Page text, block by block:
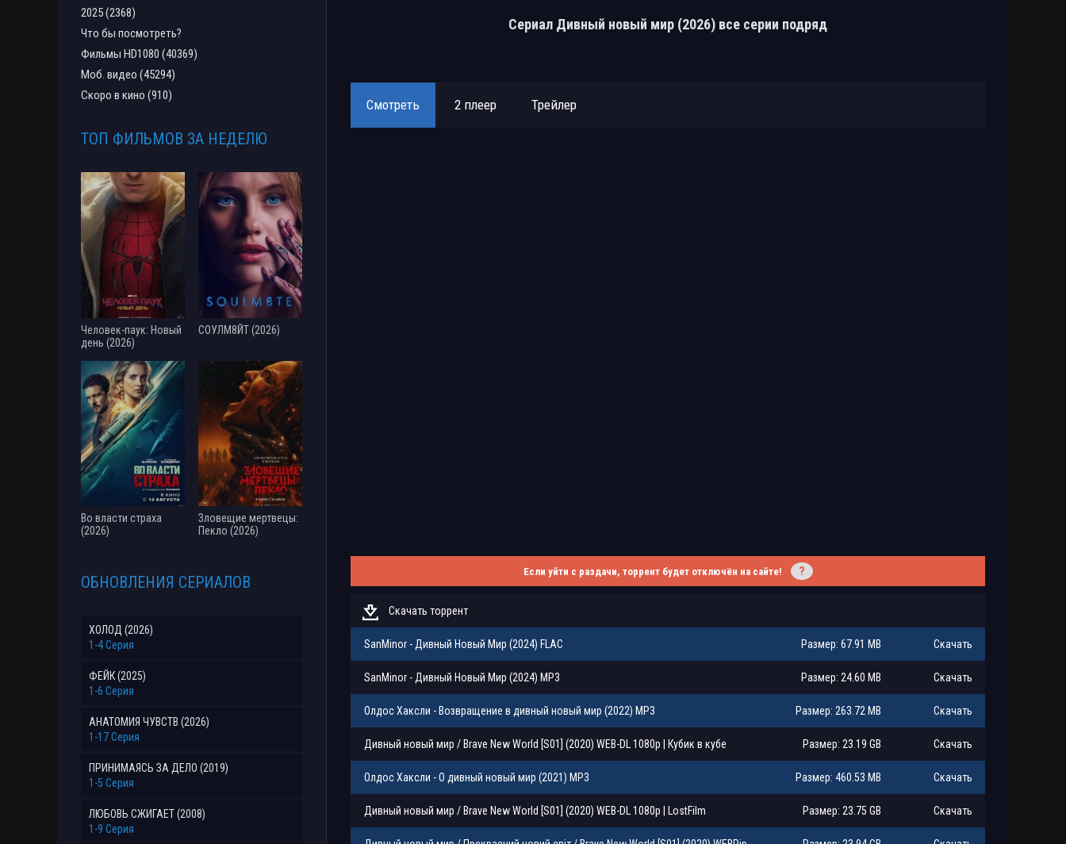
Сериал Дивный новый мир (2026) все серии подряд
Смотреть 2 плеер Трейлер
Если уйти с раздачи, торрент будет отключён на сайте! ?
Скачать торрент
SanMinor - Дивный Новый Мир (2024) FLAC Размер: 67.91 MB Скачать
SanMinor - Дивный Новый Мир (2024) MP3 Размер: 24.60 MB Скачать
Олдос Хаксли - Возвращение в дивный новый мир (2022) MP3 Размер: 263.72 MB Скачать
Дивный новый мир / Brave New World [S01] (2020) WEB-DL 1080p | Кубик в кубе Размер: 23.19 GB Скачать
Олдос Хаксли - О дивный новый мир (2021) MP3 Размер: 460.53 MB Скачать
Дивный новый мир / Brave New World [S01] (2020) WEB-DL 1080p | LostFilm Размер: 23.75 GB Скачать
2025 (2368)
Что бы посмотреть?
Фильмы HD1080 (40369)
Моб. видео (45294)
Скоро в кино (910)
ТОП ФИЛЬМОВ ЗА НЕДЕЛЮ
Человек-паук: Новый
день (2026)
СОУЛМ8ЙТ (2026)
Во власти страха
(2026)
Зловещие мертвецы:
Пекло (2026)
ОБНОВЛЕНИЯ СЕРИАЛОВ
ХОЛОД (2026)
1-4 Серия
ФЕЙК (2025)
1-6 Серия
АНАТОМИЯ ЧУВСТВ (2026)
1-17 Серия
ПРИНИМАЯСЬ ЗА ДЕЛО (2019)
1-5 Серия
ЛЮБОВЬ СЖИГАЕТ (2008)
1-9 Серия